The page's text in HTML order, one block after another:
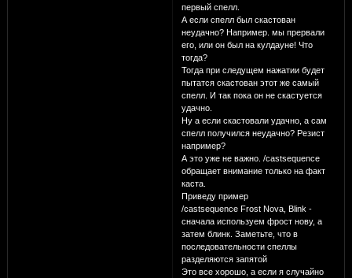
первый спелл.
А если спелл был скастован
неудачно? Например. мы прервали
его, или он был на кулдауне! Что
тогда?
Тогда при следущем нажатии будет
пытатся скастован этот же самый
спелл. И так пока он не скастуется
удачно.
Ну а если скастовали удачно, а сам
спелл получился неудачно? Резист
например?
А это уже не важно. /castsequence
обращает внимание только на факт
каста.
Приведу пример
/castsequence Frost Nova, Blink -
сначала используем фрост нову, а
затем блинк. Заметьте, что в
последовательности спеллы
разделяются запятой
Это все хорошо, а если я случайно